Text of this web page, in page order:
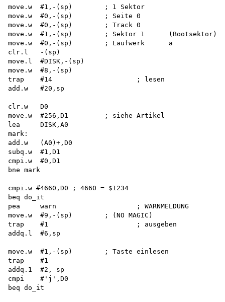
move.w	#1,-(sp)	; 1 Sektor
move.w	#0,-(sp)	; Seite 0
move.w	#0,-(sp)	; Track 0
move.w	#1,-(sp)	; Sektor 1	(Bootsektor)
move.w	#0,-(sp)	; Laufwerk	a
clr.l	-(sp)
move.l	#DISK,-(sp)
move.w	#8,-(sp)
trap	#14			; lesen
add.w	#20,sp
clr.w	D0
move.w	#256,D1		; siehe	Artikel
lea	DISK,A0
mark:
add.w	(A0)+,D0
subq.w	#1,D1
cmpi.w	#0,D1
bne mark
cmpi.w #4660,D0 ; 4660 = $1234
beq do_it
pea	warn			; WARNMELDUNG
move.w	#9,-(sp)	; (NO MAGIC)
trap	#1			; ausgeben
addq.l	#6,sp
move.w	#1,-(sp)	; Taste einlesen
trap	#1
addq.1	#2, sp
cmpi	#'j',D0
beq do_it